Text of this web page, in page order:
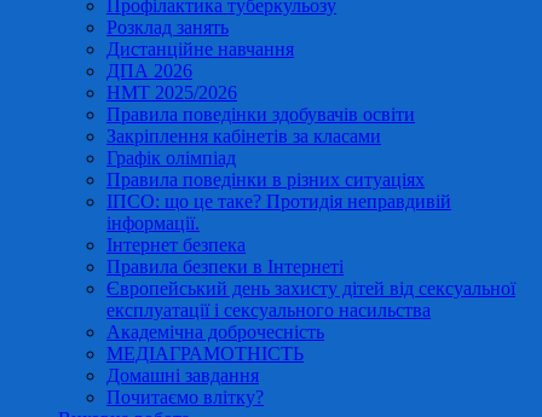
Профілактика туберкульозу
Розклад занять
Дистанційне навчання
ДПА 2026
НМТ 2025/2026
Правила поведінки здобувачів освіти
Закріплення кабінетів за класами
Графік олімпіад
Правила поведінки в різних ситуаціях
ІПСО: що це таке? Протидія неправдивій
інформації.
Інтернет безпека
Правила безпеки в Інтернеті
Європейський день захисту дітей від сексуальної
експлуатації і сексуального насильства
Академічна доброчесність
МЕДІАГРАМОТНІСТЬ
Домашні завдання
Почитаємо влітку?